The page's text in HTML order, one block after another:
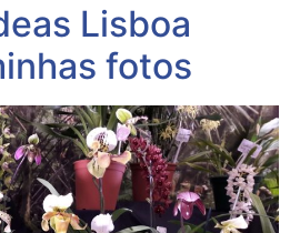
Lisboa
fotos